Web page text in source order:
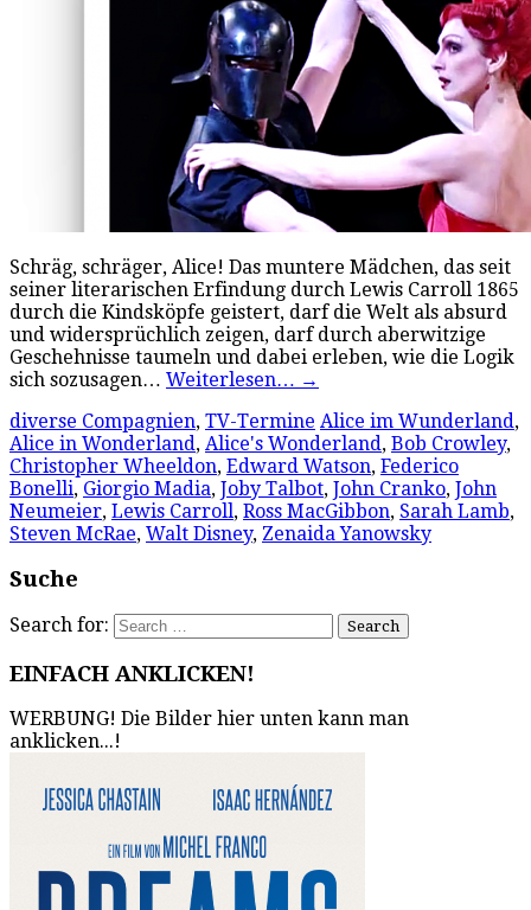
Schräg, schräger, Alice! Das muntere Mädchen, das seit
seiner literarischen Erfindung durch Lewis Carroll 1865
durch die Kindsköpfe geistert, darf die Welt als absurd
und widersprüchlich zeigen, darf durch aberwitzige
Geschehnisse taumeln und dabei erleben, wie die Logik
sich sozusagen… Weiterlesen… →
diverse Compagnien, TV-Termine Alice im Wunderland,
Alice in Wonderland, Alice's Wonderland, Bob Crowley,
Christopher Wheeldon, Edward Watson, Federico
Bonelli, Giorgio Madia, Joby Talbot, John Cranko, John
Neumeier, Lewis Carroll, Ross MacGibbon, Sarah Lamb,
Steven McRae, Walt Disney, Zenaida Yanowsky
Suche
Search for:
EINFACH ANKLICKEN!
WERBUNG! Die Bilder hier unten kann man
anklicken...!